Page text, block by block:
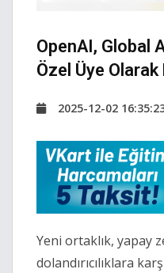
OpenAI, Global
Özel Üye Olarak
2025-12-02
Yeni ortaklık, yapay
dolandırıcılıklara